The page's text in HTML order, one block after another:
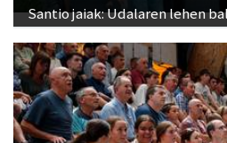
Santio jaiak: Udalaren lehen